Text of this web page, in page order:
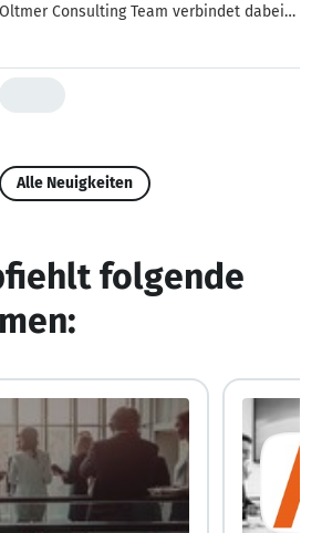
Consulting Team verbindet dabei
& Organisationsentwicklung mit dem
und Selbstmanagement,
und Ablaufoptimierungen.
Alle Neuigkeiten
folgende